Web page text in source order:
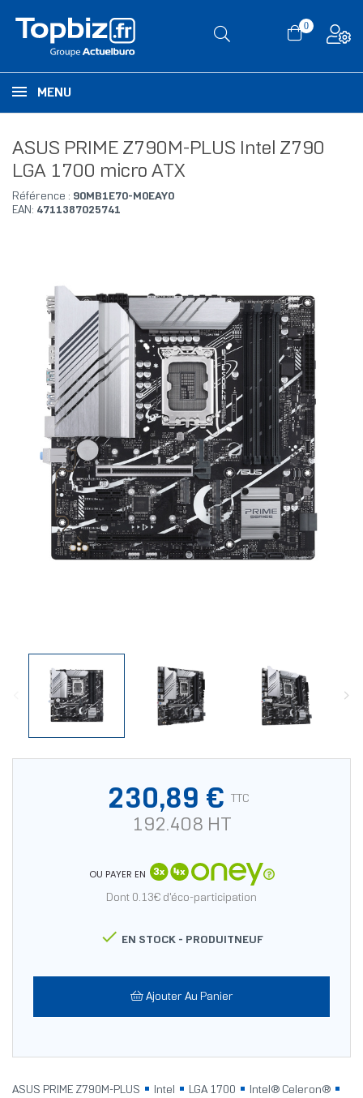
0
MENU
ASUS PRIME Z790M-PLUS Intel Z790
LGA 1700 micro ATX
Référence : 90MB1E70-M0EAY0
EAN: 4711387025741
230,89 € TTC
192.408 HT
OU PAYER EN
Dont 0.13€ d'éco-participation
 EN STOCK - PRODUITNEUF
Ajouter Au Panier
ASUS PRIME Z790M-PLUS Intel LGA 1700
Intel® Celeron®